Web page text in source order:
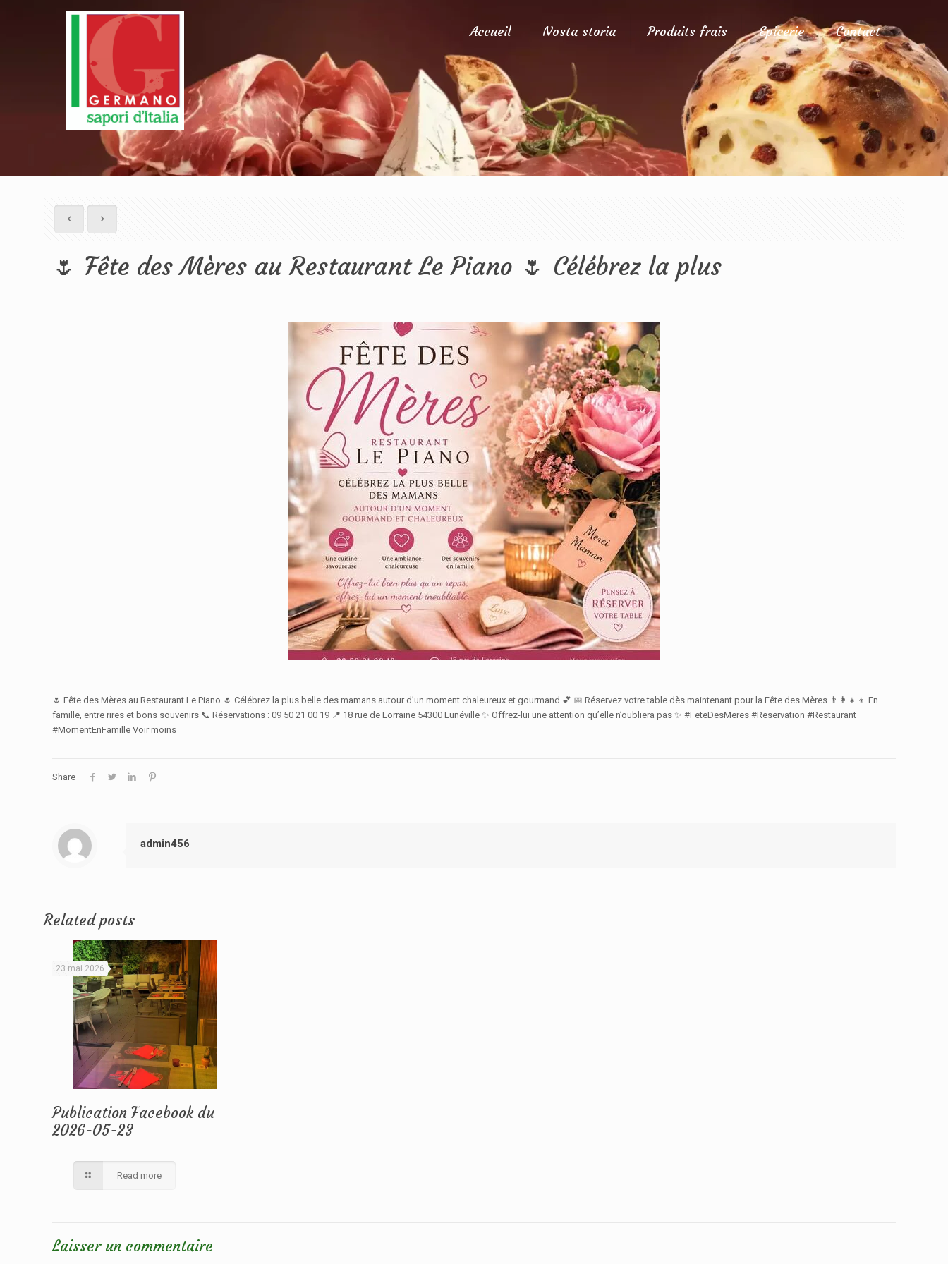
Accueil Nosta storia Produits frais Epicerie Contact
🌷 Fête des Mères au Restaurant Le Piano 🌷 Célébrez la plus
🌷 Fête des Mères au Restaurant Le Piano 🌷 Célébrez la plus belle des mamans autour d’un moment chaleureux et gourmand 💕 📅 Réservez votre table dès maintenant pour la Fête des Mères 👨‍👩‍👧‍👦 En
famille, entre rires et bons souvenirs 📞 Réservations : 09 50 21 00 19 📍 18 rue de Lorraine 54300 Lunéville ✨ Offrez-lui une attention qu’elle n’oubliera pas ✨ #FeteDesMeres #Reservation #Restaurant
#MomentEnFamille Voir moins
Share
admin456
Related posts
23 mai 2026
Publication Facebook du
2026-05-23
Read more
Laisser un commentaire